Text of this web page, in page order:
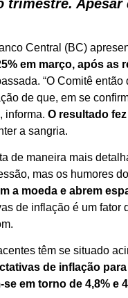
Apesar
Central (BC)
em março, após as
“O Comitê
de que, em se
informa.O resultado
a sangria.
de maneira mais
mas os humores
a moeda e abrem
de inflação é um fator
têm se situado
de inflação
em torno de 4,8% e